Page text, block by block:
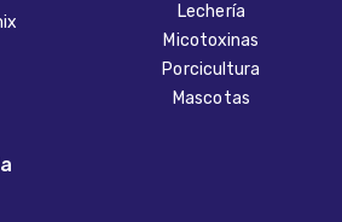
Lechería
Micotoxinas
Porcicultura
Mascotas